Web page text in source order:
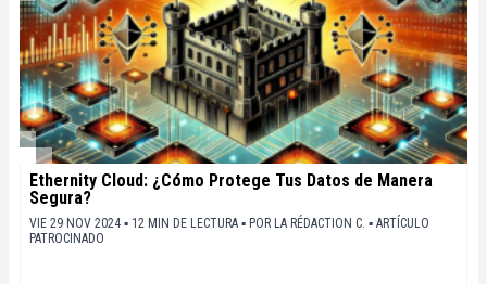
Ethernity Cloud: ¿Cómo Protege Tus Datos de Manera
Segura?
VIE 29 NOV 2024 ▪ 12 MIN DE LECTURA ▪ POR LA RÉDACTION C. ▪ ARTÍCULO
PATROCINADO